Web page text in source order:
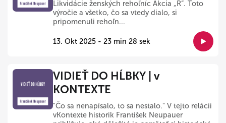
Likvidácie ženských rehoľníc Akcia „R“. Toto
výročie a všetko, čo sa vtedy dialo, si
pripomenuli rehoľn...
13. Okt 2025 - 23 min 28 sek
VIDIEŤ DO HĹBKY | v
KONTEXTE
"Čo sa nenapísalo, to sa nestalo." V tejto relácii
vKontexte historik František Neupauer